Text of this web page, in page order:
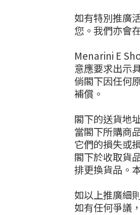
如有特別推廣
您。我們亦會
Menarini E
意應要求出示
倘閣下因任何
補償。
閣下的送貨地
當閣下所購商
它們的損失或
閣下於收取貨
排更換貨品。
如以上推廣細
如有任何爭議